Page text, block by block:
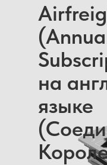
на
языке